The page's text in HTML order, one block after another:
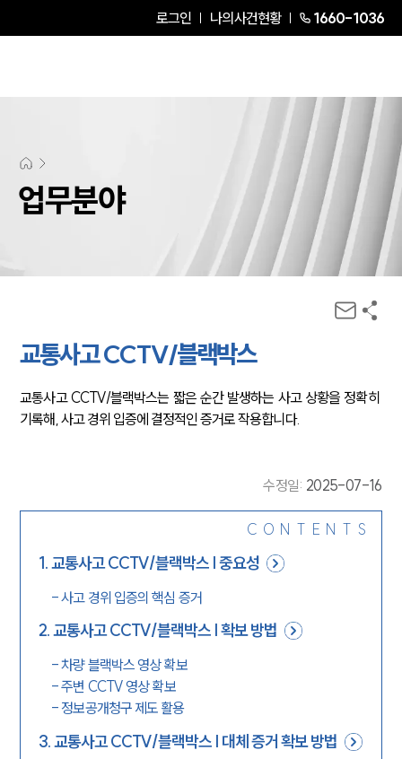
로그인 나의사건현황 1660-1036
업무분야
교통사고 CCTV/블랙박스
교통사고 CCTV/블랙박스는 짧은 순간 발생하는 사고 상황을 정확히
기록해, 사고 경위 입증에 결정적인 증거로 작용합니다.
수정일: 2025-07-16
CONTENTS
1.교통사고 CCTV/블랙박스 | 중요성
-사고 경위 입증의 핵심 증거
2.교통사고 CCTV/블랙박스 | 확보 방법
-차량 블랙박스 영상 확보
-주변 CCTV 영상 확보
- 정보공개청구 제도 활용
3.교통사고 CCTV/블랙박스 | 대체 증거 확보 방법